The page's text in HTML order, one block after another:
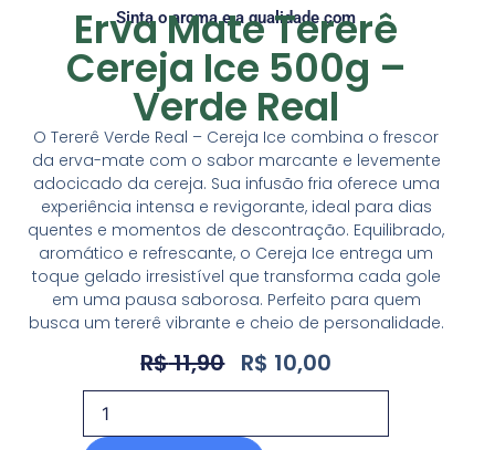
Sinta o aroma e a qualidade com
Erva Mate Tererê
Cereja Ice 500g –
Verde Real
O Tererê Verde Real – Cereja Ice combina o frescor
da erva-mate com o sabor marcante e levemente
adocicado da cereja. Sua infusão fria oferece uma
experiência intensa e revigorante, ideal para dias
quentes e momentos de descontração. Equilibrado,
aromático e refrescante, o Cereja Ice entrega um
toque gelado irresistível que transforma cada gole
em uma pausa saborosa. Perfeito para quem
busca um tererê vibrante e cheio de personalidade.
R$11,90 R$ 10,00